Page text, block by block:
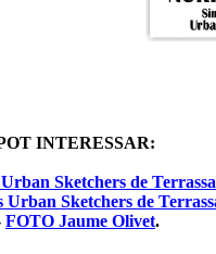
INTERESSAR:
Sketchers de Terrassa
Urban Sketchers de
FOTO Jaume Olivet.